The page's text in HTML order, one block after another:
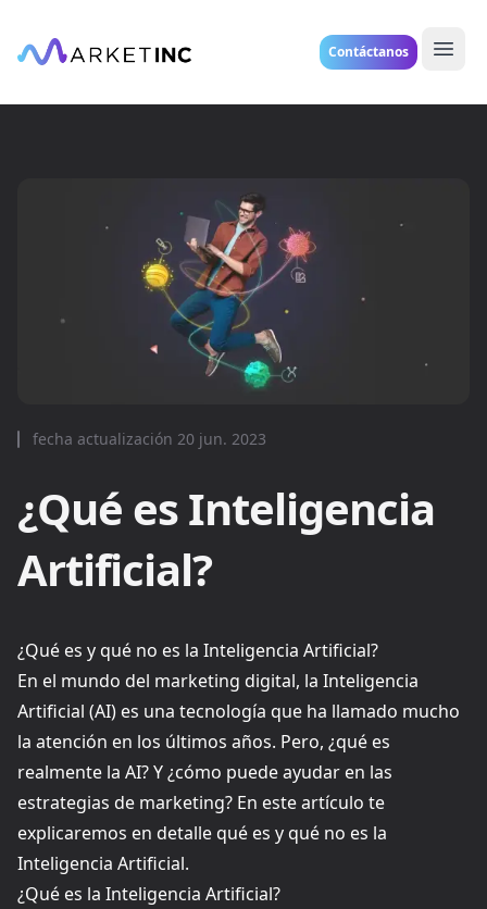
Contáctanos
¿Qué es Inteligencia
Artificial?
fecha actualización 20 jun. 2023
¿Qué es y qué no es la Inteligencia Artificial?
En el mundo del marketing digital, la Inteligencia
Artificial (AI) es una tecnología que ha llamado mucho
la atención en los últimos años. Pero, ¿qué es
realmente la AI? Y ¿cómo puede ayudar en las
estrategias de marketing? En este artículo te
explicaremos en detalle qué es y qué no es la
Inteligencia Artificial.
¿Qué es la Inteligencia Artificial?